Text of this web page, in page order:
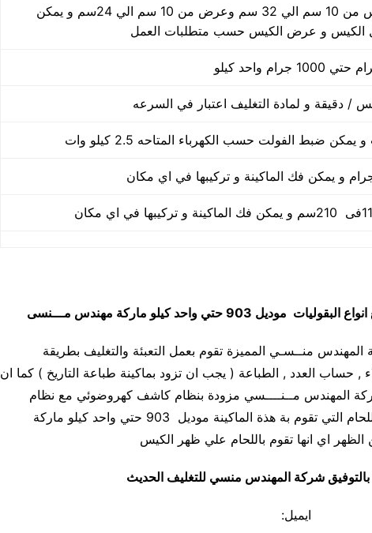
طول الكيس من 10 سم الي 32 سم وعرض من 10 سم الي 24سم و يمكن
الكيس و عرض الكيس حسب متطلبات العمل
البقوليات موديل 903 حتي واحد كيلو ماركة مهندس مـــنسى
كيلو ماركة المهندس منــسـي المميزة تقوم بعمل التعبئة والتغليف بطريقة
, حساب العدد , الطباعة ( يجب ان تزود بماكينة طباعة التاريخ ) كما ان
حتي واحد كيلو ماركة المهندس مــنــــسي مزودة بنظام كاشف كهروضوئي مع نظام
السرعة المتغيرة ( ستيب ليس ) , كما ان اللحام التي تقوم بة هذة الماكينة موديل 903 حتي واحد كيلو ماركة
اي انها تقوم باللحام علي ظهر الكيس
بالتوفيق شركة المهندس منسي للتغليف الحديث
ايميل: